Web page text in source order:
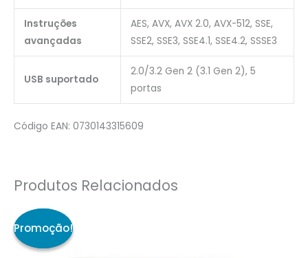
Instruções
avançadas
AES, AVX, AVX 2.0, AVX-512, SSE,
SSE2, SSE3, SSE4.1, SSE4.2, SSSE3
USB suportado
2.0/3.2 Gen 2 (3.1 Gen 2), 5
portas
Código EAN: 0730143315609
Produtos Relacionados
O
preço
original
era: